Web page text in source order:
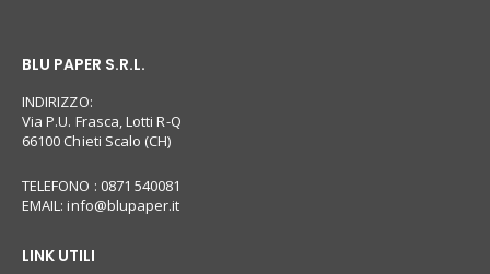
BLU PAPER S.R.L.
INDIRIZZO:
Via P.U. Frasca, Lotti R-Q
66100 Chieti Scalo (CH)
TELEFONO : 0871 540081
EMAIL:info@blupaper.it
LINK UTILI